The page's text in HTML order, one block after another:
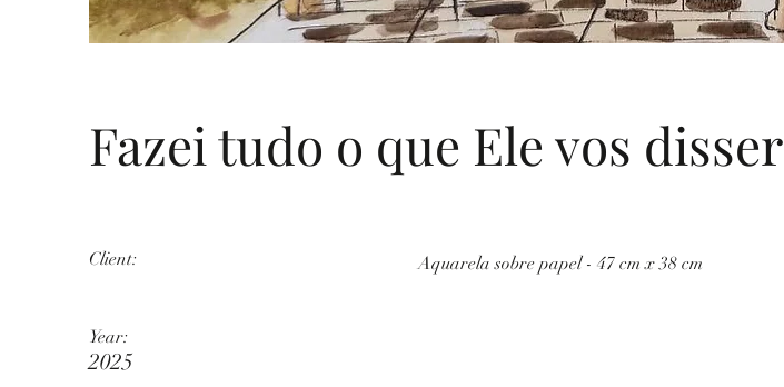
Fazei tudo o que Ele vos disser
Client:
Year:
2025
Aquarela sobre papel - 47 cm x 38 cm